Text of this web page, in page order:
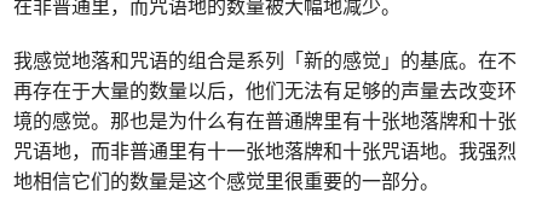
在非普通里，而咒语地的数量被大幅地减少。
我感觉地落和咒语的组合是系列「新的感觉」的基底。在不
再存在于大量的数量以后，他们无法有足够的声量去改变环
境的感觉。那也是为什么有在普通牌里有十张地落牌和十张
咒语地，而非普通里有十一张地落牌和十张咒语地。我强烈
地相信它们的数量是这个感觉里很重要的一部分。